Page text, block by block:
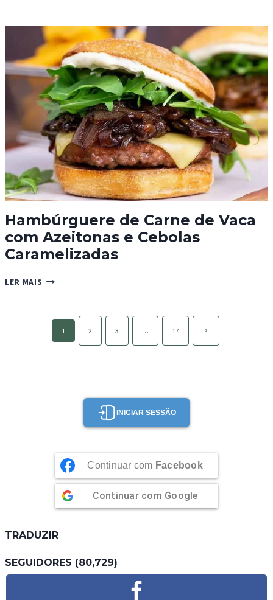
NO
PUDIM
CHINÊS
Hambúrguere de Carne de Vaca
com Azeitonas e Cebolas
Caramelizadas
LER MAIS HAMBÚRGUERE
VACA
COM
navigation
1 2 3 … 17
Página
seguinte
INICIAR SESSÃO
Continuar com Facebook
Continuar com Google
TRADUZIR
SEGUIDORES (80,729)